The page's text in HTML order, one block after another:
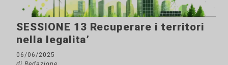
SESSIONE 13 Recuperare i territori
nella legalita’
06/06/2025